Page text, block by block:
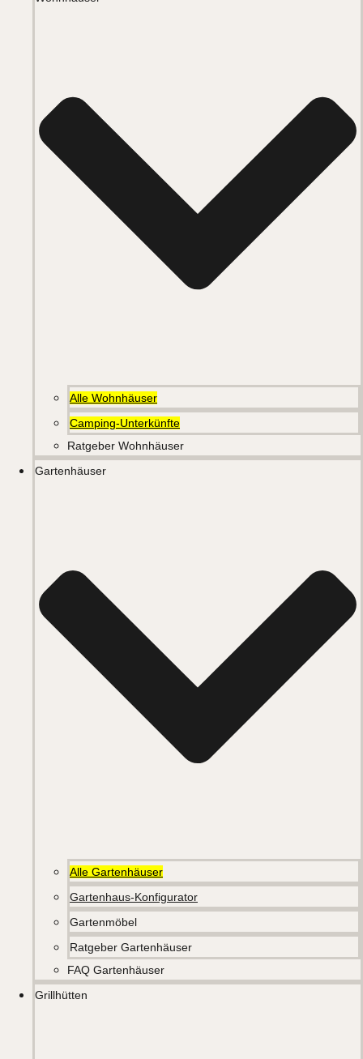
Alle Wohnhäuser
Camping-Unterkünfte
Ratgeber Wohnhäuser
Gartenhäuser
Alle Gartenhäuser
Gartenhaus-Konfigurator
Gartenmöbel
Ratgeber Gartenhäuser
FAQ Gartenhäuser
Grillhütten